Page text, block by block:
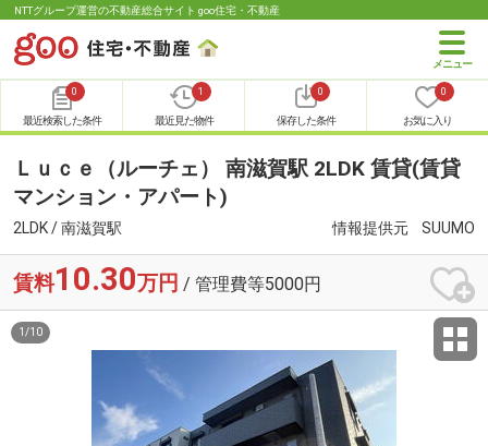
NTTグループ運営の不動産総合サイト goo住宅・不動産
0
最近検索した条件
1
最近見た物件
0
保存した条件
0
お気に入り
Ｌｕｃｅ（ルーチェ） 南滋賀駅 2LDK 賃貸(賃貸
マンション・アパート)
2LDK / 南滋賀駅 情報提供元 SUUMO
賃料10.30万円 / 管理費等5000円
1 /10